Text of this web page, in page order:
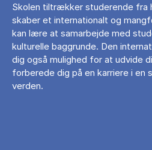
Skolen tiltrækker studerende fra
skaber et internationalt og
kan lære at samarbejde med
kulturelle baggrunde. Den
dig også mulighed for at udvide
forberede dig på en karriere i en
verden.